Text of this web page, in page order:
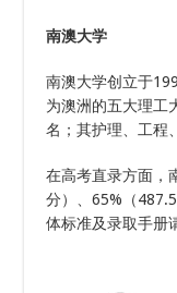
南澳大学
南澳大学创立于
为澳洲的五大理工
名；其护理、工程
在高考直录方面，
分）、65%（
体标准及录取手册